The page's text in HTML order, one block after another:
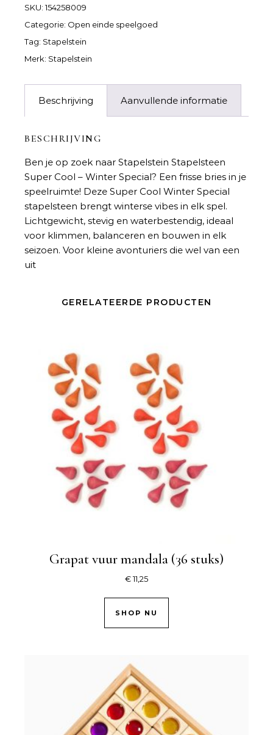
SKU:154258009
Categorie: Open einde speelgoed
Tag: Stapelstein
Merk: Stapelstein
Beschrijving Aanvullende informatie
BESCHRIJVING
Ben je op zoek naar Stapelstein Stapelsteen
Super Cool – Winter Special? Een frisse bries in je
speelruimte! Deze Super Cool Winter Special
stapelsteen brengt winterse vibes in elk spel.
Lichtgewicht, stevig en waterbestendig, ideaal
voor klimmen, balanceren en bouwen in elk
seizoen. Voor kleine avonturiers die wel van een
uit
GERELATEERDE PRODUCTEN
Grapat vuur mandala (36 stuks)
€11,25
SHOP NU